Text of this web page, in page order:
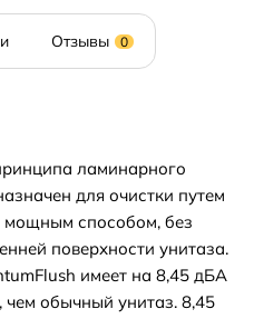
Отзывы 0
ламинарного
для очистки путем
способом, без
поверхности унитаза.
имеет на 8,45 дБА
обычный унитаз. 8,45